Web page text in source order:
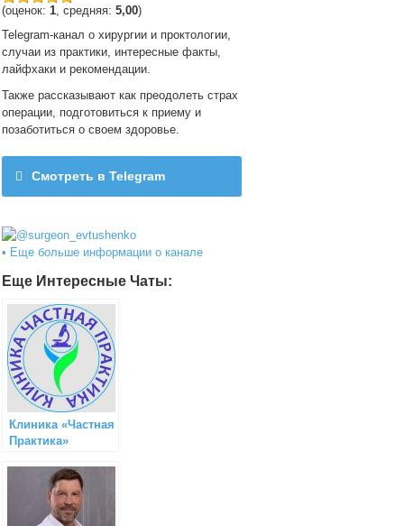
(оценок:1, средняя:5,00)
Telegram-канал о хирургии и проктологии,
случаи из практики, интересные факты,
лайфхаки и рекомендации.
Также рассказывают как преодолеть страх
операции, подготовиться к приему и
позаботиться о своем здоровье.
Смотреть в Telegram
• Еще больше информации о канале
Еще Интересные Чаты:
Клиника «Частная
Практика»